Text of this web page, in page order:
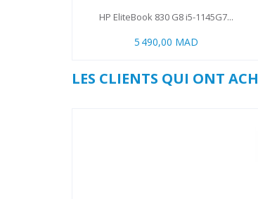
HP EliteBook 830 G8 i5-1145G7...
5 490,00 MAD
LES CLIENTS QUI ONT